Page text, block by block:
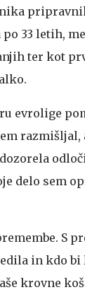
33 letih,
ter kot
evrolige
razmišljal,
delo sem
S
in kdo bi
krovne